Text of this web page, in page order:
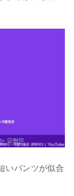
いパンツが似合